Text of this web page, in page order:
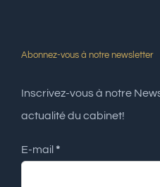
Abonnez-vous à notre newsletter
Inscrivez-vous à notre
actualité du cabinet!
E-mail *